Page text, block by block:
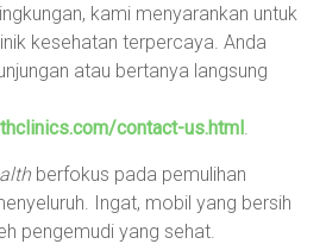
kami menyarankan untuk
kesehatan terpercaya. Anda
atau bertanya langsung
contact-us.html
berfokus pada pemulihan
Ingat, mobil yang bersih
pengemudi yang sehat.